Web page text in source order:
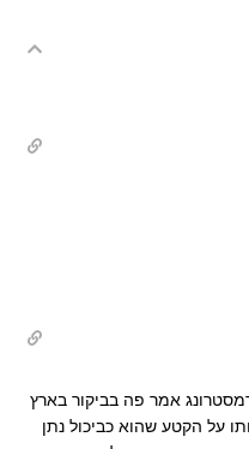
אמר פה בביקור בארץ
של 2018. שאלו אותו על הקטע שהוא כביכול נתן